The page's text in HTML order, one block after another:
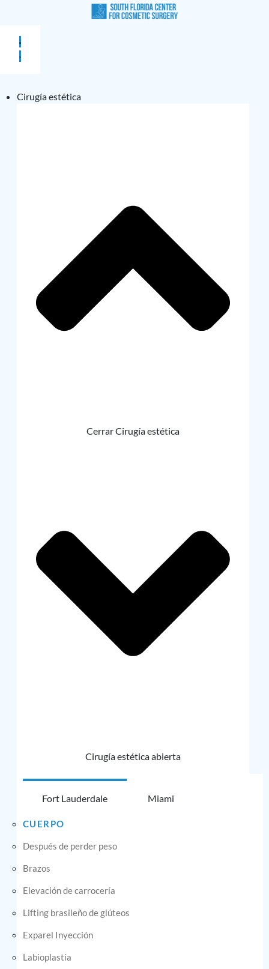
Cirugía estética
Cerrar Cirugía estética
Cirugía estética abierta
Fort Lauderdale Miami
CUERPO
Después de perder peso
Brazos
Elevación de carrocería
Lifting brasileño de glúteos
Exparel Inyección
Labioplastia